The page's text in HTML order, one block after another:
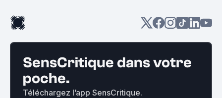
SensCritique dans votre
poche.
Téléchargez l’app SensCritique.